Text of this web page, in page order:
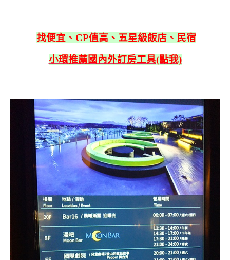
找便宜、CP值高、五星級飯店、民宿
小環推薦國內外訂房工具(點我)